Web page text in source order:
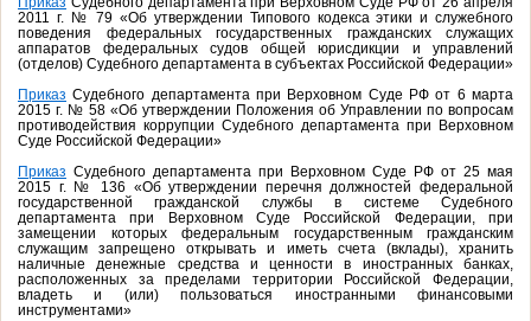
2011 г. № 79 «Об утверждении Типового кодекса этики и служебного
поведения федеральных государственных гражданских служащих
аппаратов федеральных судов общей юрисдикции и управлений
(отделов) Судебного департамента в субъектах Российской Федерации»
Приказ Судебного департамента при Верховном Суде РФ от 6 марта
2015 г. № 58 «Об утверждении Положения об Управлении по вопросам
противодействия коррупции Судебного департамента при Верховном
Суде Российской Федерации»
Приказ Судебного департамента при Верховном Суде РФ от 25 мая
2015 г. № 136 «Об утверждении перечня должностей федеральной
государственной гражданской службы в системе Судебного
департамента при Верховном Суде Российской Федерации, при
замещении которых федеральным государственным гражданским
служащим запрещено открывать и иметь счета (вклады), хранить
наличные денежные средства и ценности в иностранных банках,
расположенных за пределами территории Российской Федерации,
владеть и (или) пользоваться иностранными финансовыми
инструментами»